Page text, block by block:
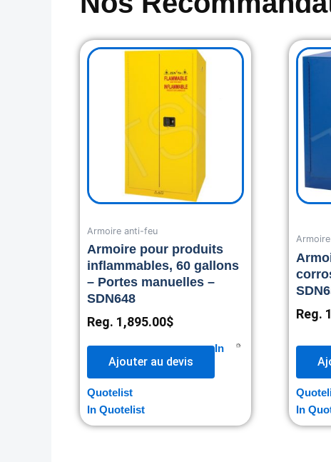
Armoire anti-feu
Armoire pour produits
inflammables, 60 gallons
– Portes manuelles –
SDN648
Reg. 1,895.00$
Ajouter au devis
In
Quotelist
In Quotelist
Reg.
In